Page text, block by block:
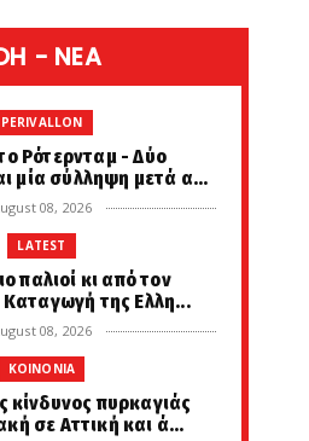
- NEA
PERIVALLON
Ρότερνταμ - Δύο
μία σύλληψη μετά α...
08, 2026
LATEST
παλιοί κι από τον
της Ελλη...
08, 2026
KOINONIA
κίνδυνος πυρκαγιάς
σε Αττική και ά...